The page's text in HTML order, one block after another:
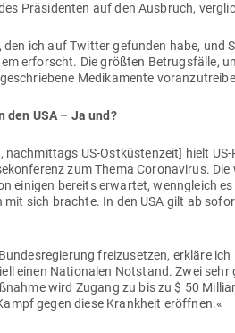
Prä­si­denten auf den Aus­bruch,
den ich auf Twitter gefunden habe,
erforscht. Die größten Betrugs­fälle,
Medi­ka­mente
den USA – Ja und?
nach­mittags US-Ost­küs­tenzeit] hielt
zum Thema Coro­na­virus.
einigen bereits erwartet, wenn­gleich
mit sich brachte. In den USA gilt ab
frei­zu­setzen, erkläre ich
einen Natio­nalen Not­stand. Zwei sehr
wird Zugang zu bis zu $ 50
gegen diese Krankheit eröffnen.«